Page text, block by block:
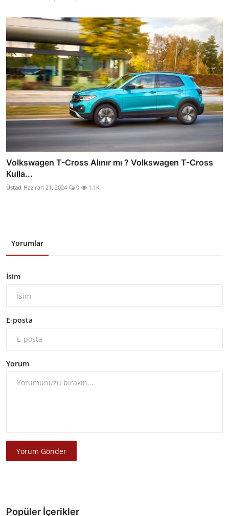
Volkswagen T-Cross Alınır mı ? Volkswagen T-Cross
Kulla...
Üstad Haziran 21, 2024 0 1.1K
Yorumlar
İsim
E-posta
Yorum
Yorum Gönder
Popüler İçerikler